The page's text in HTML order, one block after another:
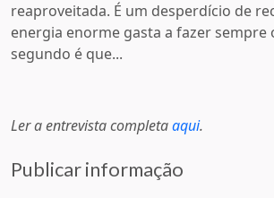
reaproveitada. É um desperdício de
energia enorme gasta a fazer sempre
segundo é que...
Ler a entrevista completaaqui.
Publicar informação